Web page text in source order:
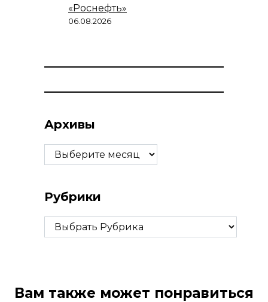
«Роснефть»
06.08.2026
Архивы
Архивы
Рубрики
Рубрики
Вам также может понравиться